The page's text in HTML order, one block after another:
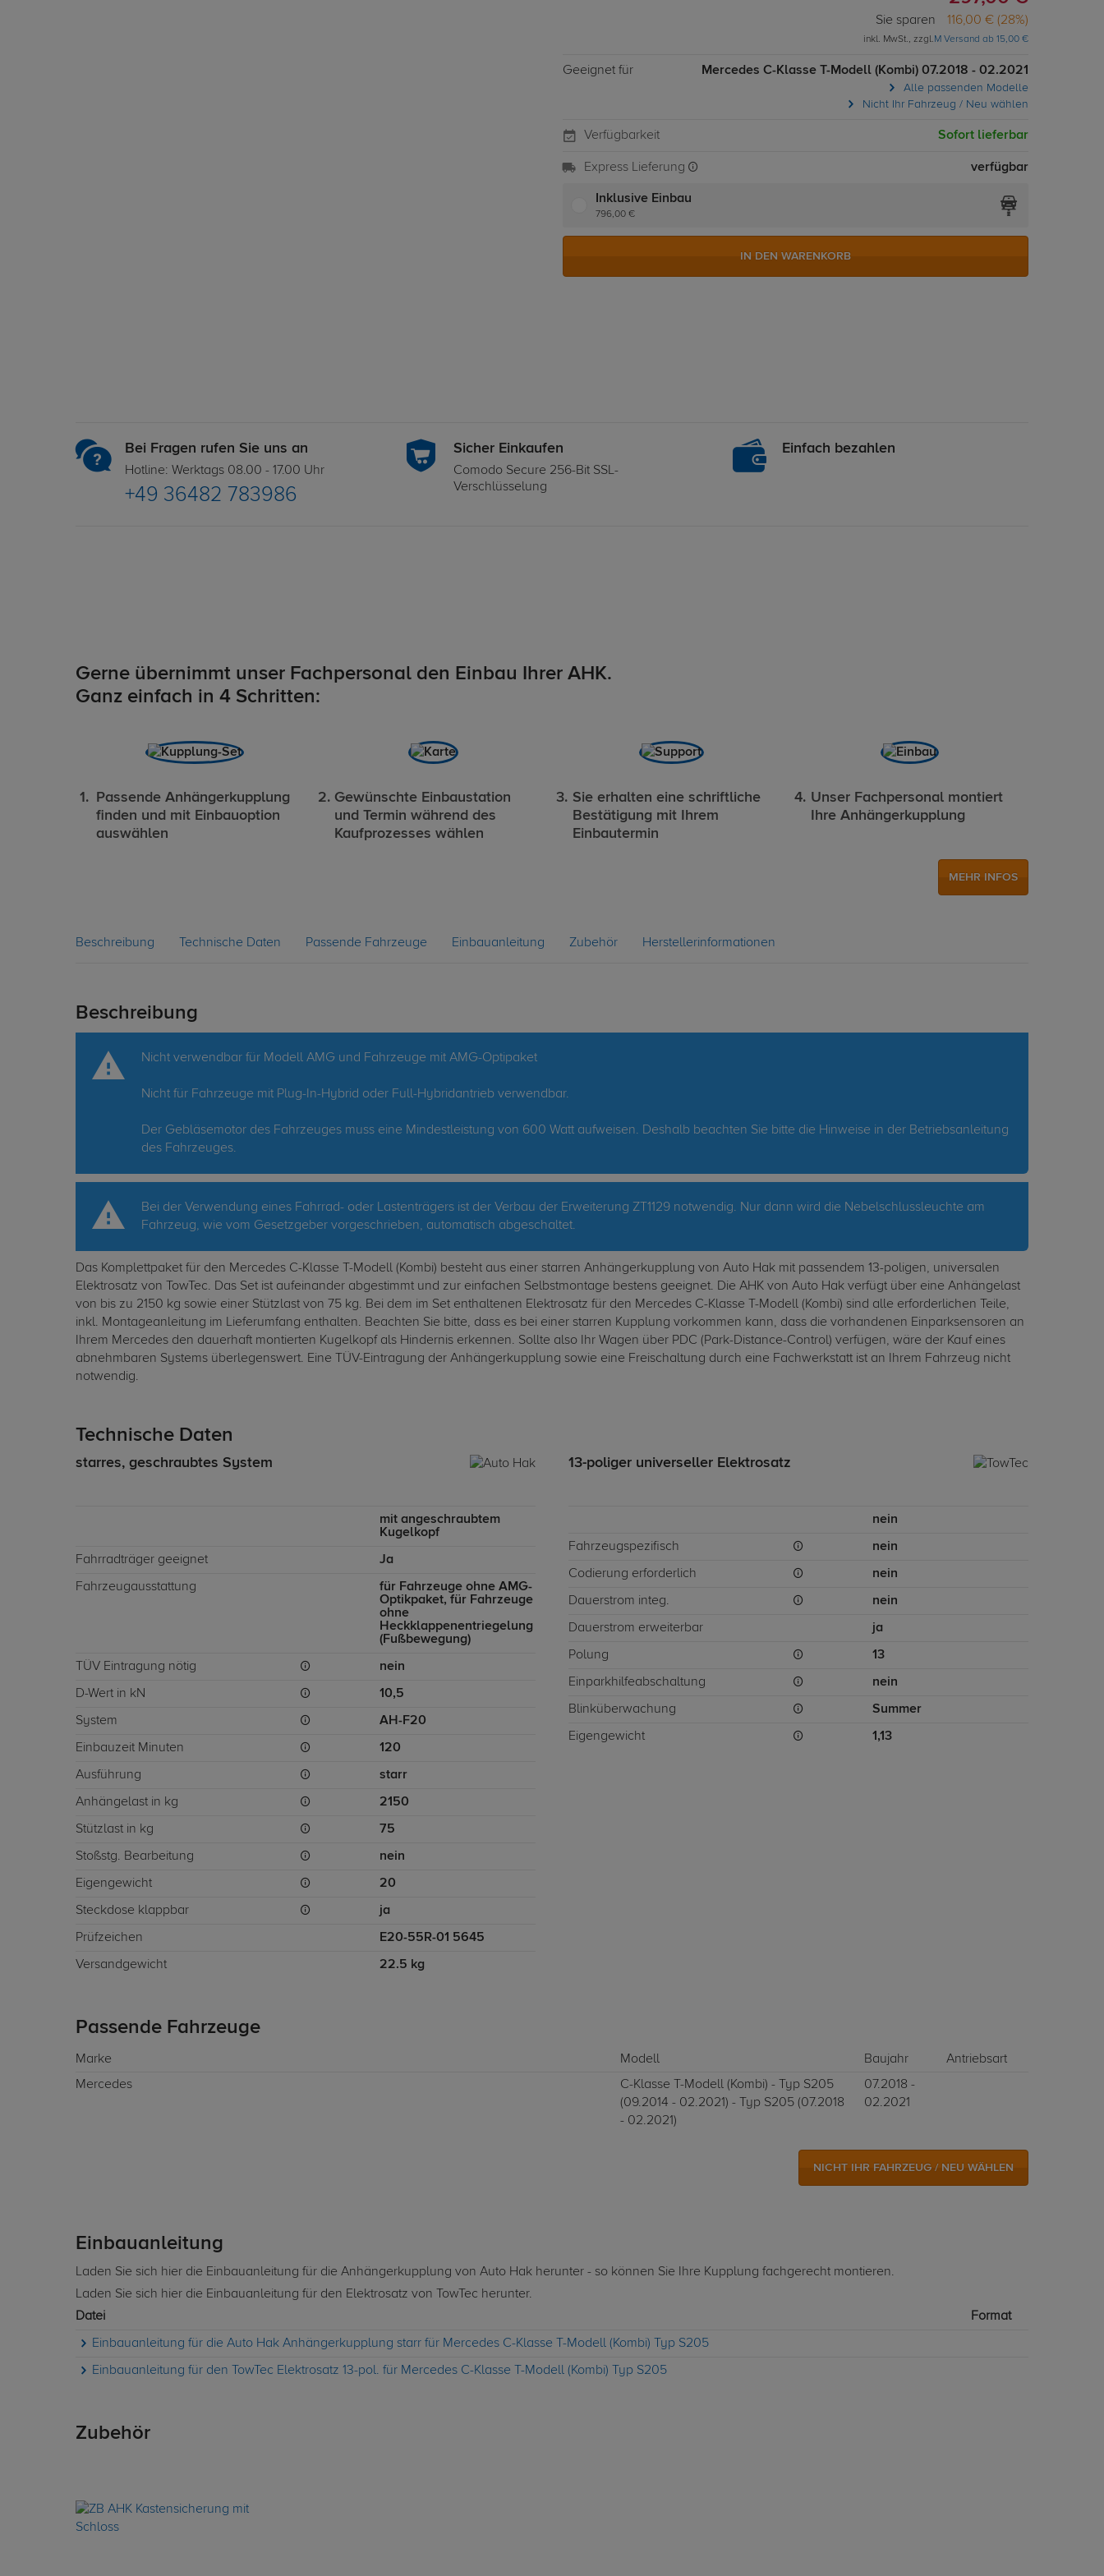
Sie sparen 116,00 € (28%)
inkl. MwSt., zzgl.M Versand ab 15,00 €
Geeignet für Mercedes C-Klasse T-Modell (Kombi) 07.2018 - 02.2021
Alle passenden Modelle
Nicht Ihr Fahrzeug / Neu wählen
Verfügbarkeit Sofort lieferbar
Express Lieferung verfügbar
Inklusive Einbau
796,00 €
IN DEN WARENKORB
Bei Fragen rufen Sie uns an
Hotline: Werktags 08.00 - 17.00 Uhr
+49 36482 783986
Sicher Einkaufen
Comodo Secure 256-Bit SSL-
Verschlüsselung
Einfach bezahlen
Gerne übernimmt unser Fachpersonal den Einbau Ihrer AHK.
Ganz einfach in 4 Schritten:
Passende Anhängerkupplung
finden und mit Einbauoption
auswählen
Gewünschte Einbaustation
und Termin während des
Kaufprozesses wählen
Sie erhalten eine schriftliche
Bestätigung mit Ihrem
Einbautermin
Unser Fachpersonal montiert
Ihre Anhängerkupplung
MEHR INFOS
Beschreibung Technische Daten Passende Fahrzeuge Einbauanleitung Zubehör Herstellerinformationen
Beschreibung
Nicht verwendbar für Modell AMG und Fahrzeuge mit AMG-Optipaket
Nicht für Fahrzeuge mit Plug-In-Hybrid oder Full-Hybridantrieb verwendbar.
Der Gebläsemotor des Fahrzeuges muss eine Mindestleistung von 600 Watt aufweisen. Deshalb beachten Sie bitte die Hinweise in der Betriebsanleitung
des Fahrzeuges.
Bei der Verwendung eines Fahrrad- oder Lastenträgers ist der Verbau der Erweiterung ZT1129 notwendig. Nur dann wird die Nebelschlussleuchte am
Fahrzeug, wie vom Gesetzgeber vorgeschrieben, automatisch abgeschaltet.
Das Komplettpaket für den Mercedes C-Klasse T-Modell (Kombi) besteht aus einer starren Anhängerkupplung von Auto Hak mit passendem 13-poligen, universalen
Elektrosatz von TowTec. Das Set ist aufeinander abgestimmt und zur einfachen Selbstmontage bestens geeignet. Die AHK von Auto Hak verfügt über eine Anhängelast
von bis zu 2150 kg sowie einer Stützlast von 75 kg. Bei dem im Set enthaltenen Elektrosatz für den Mercedes C-Klasse T-Modell (Kombi) sind alle erforderlichen Teile,
inkl. Montageanleitung im Lieferumfang enthalten. Beachten Sie bitte, dass es bei einer starren Kupplung vorkommen kann, dass die vorhandenen Einparksensoren an
Ihrem Mercedes den dauerhaft montierten Kugelkopf als Hindernis erkennen. Sollte also Ihr Wagen über PDC (Park-Distance-Control) verfügen, wäre der Kauf eines
abnehmbaren Systems überlegenswert. Eine TÜV-Eintragung der Anhängerkupplung sowie eine Freischaltung durch eine Fachwerkstatt ist an Ihrem Fahrzeug nicht
notwendig.
Technische Daten
starres, geschraubtes System
mit angeschraubtem
Kugelkopf
Fahrradträger geeignet Ja
Fahrzeugausstattung
für Fahrzeuge ohne AMG-
Optikpaket, für Fahrzeuge
ohne
Heckklappenentriegelung
(Fußbewegung)
TÜV Eintragung nötig nein
D-Wert in kN 10,5
System AH-F20
Einbauzeit Minuten 120
Ausführung starr
Anhängelast in kg 2150
Stützlast in kg 75
Stoßstg. Bearbeitung nein
Eigengewicht 20
Steckdose klappbar ja
Prüfzeichen E20-55R-01 5645
Versandgewicht 22.5 kg
13-poliger universeller Elektrosatz
nein
Fahrzeugspezifisch nein
Codierung erforderlich nein
Dauerstrom integ. nein
Dauerstrom erweiterbar ja
Polung 13
Einparkhilfeabschaltung nein
Blinküberwachung Summer
Eigengewicht 1,13
Passende Fahrzeuge
Marke Modell Baujahr
Antriebsart
Mercedes
C-Klasse T-Modell (Kombi) - Typ S205
(09.2014 - 02.2021) - Typ S205 (07.2018
- 02.2021)
07.2018 -
02.2021
NICHT IHR FAHRZEUG / NEU WÄHLEN
Einbauanleitung
Laden Sie sich hier die Einbauanleitung für die Anhängerkupplung von Auto Hak herunter - so können Sie Ihre Kupplung fachgerecht montieren.
Laden Sie sich hier die Einbauanleitung für den Elektrosatz von TowTec herunter.
Datei
Format
Einbauanleitung für die Auto Hak Anhängerkupplung starr für Mercedes C-Klasse T-Modell (Kombi) Typ S205
Einbauanleitung für den TowTec Elektrosatz 13-pol. für Mercedes C-Klasse T-Modell (Kombi) Typ S205
Zubehör